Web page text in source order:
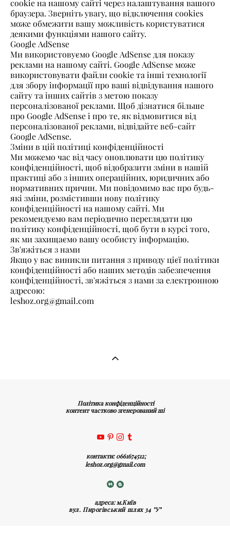
cookie на нашому сайті через налаштування вашого
браузера. Зверніть увагу, що відключення cookies
може обмежити вашу можливість користуватися
деякими функціями нашого сайту.
Google AdSense
Ми використовуємо Google AdSense для показу
реклами на нашому сайті. Google AdSense може
використовувати файли cookie та інші технології
для збору інформації про ваші відвідування нашого
сайту та інших сайтів з метою показу
персоналізованої реклами. Щоб дізнатися більше
про Google AdSense і про те, як відмовитися від
персоналізованої реклами, відвідайте веб-сайт
Google AdSense.
Зміни в цій політиці конфіденційності
Ми можемо час від часу оновлювати цю політику
конфіденційності, щоб відобразити зміни в нашій
практиці або з інших операційних, юридичних або
нормативних причин. Ми повідомимо вас про будь-
які зміни, розмістивши нову політику
конфіденційності на нашому сайті. Ми
рекомендуємо вам періодично переглядати цю
політику конфіденційності, щоб бути в курсі того,
як ми захищаємо вашу особисту інформацію.
Зв'яжіться з нами
Якщо у вас виникли питання з приводу цієї політики
конфіденційності або наших методів забезпечення
конфіденційності, зв'яжіться з нами за електронною
адресою:
leshoz.org@gmail.com
Політика конфіденційності
контент частково згенерований ші
контакти: 0661674512;
leshoz.org@gmail.com
адреса: м.Київ
вул. Пирогівський шлях 34 "У"